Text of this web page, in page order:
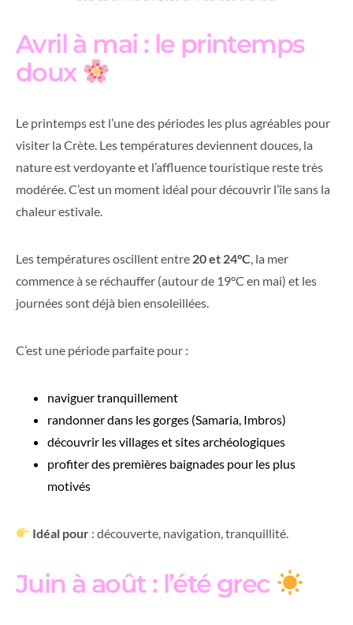
Avril à mai : le printemps
doux
Le printemps est l’une des périodes les plus agréables pour
visiter la Crète. Les températures deviennent douces, la
nature est verdoyante et l’affluence touristique reste très
modérée. C’est un moment idéal pour découvrir l’île sans la
chaleur estivale.
Les températures oscillent entre 20 et 24°C , la mer
commence à se réchauffer (autour de 19°C en mai) et les
journées sont déjà bien ensoleillées.
C’est une période parfaite pour :
naviguer tranquillement
randonner dans les gorges (Samaria, Imbros)
découvrir les villages et sites archéologiques
profiter des premières baignades pour les plus
motivés
Idéal pour : découverte, navigation, tranquillité.
Juin à août : l’été grec